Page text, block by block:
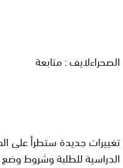
الصحراءلايف : متابعة
الدراسية للطلبة وشروط وضع